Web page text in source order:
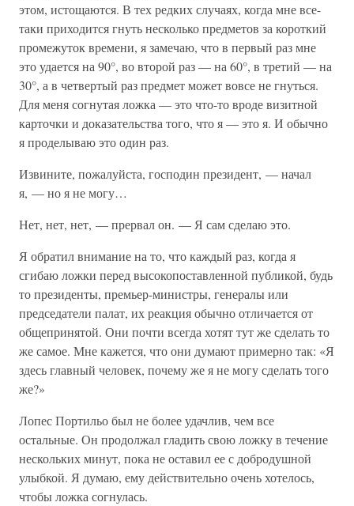
этом, истощаются. В тех редких случаях, когда мне все-
таки приходится гнуть несколько предметов за короткий
промежуток времени, я замечаю, что в первый раз мне
это удается на 90°, во второй раз — на 60°, в третий — на
30°, а в четвертый раз предмет может вовсе не гнуться.
Для меня согнутая ложка — это что-то вроде визитной
карточки и доказательства того, что я — это я. И обычно
я проделываю это один раз.
Извините, пожалуйста, господин президент, — начал
я, — но я не могу…
Нет, нет, нет, — прервал он. — Я сам сделаю это.
Я обратил внимание на то, что каждый раз, когда я
сгибаю ложки перед высокопоставленной публикой, будь
то президенты, премьер-министры, генералы или
председатели палат, их реакция обычно отличается от
общепринятой. Они почти всегда хотят тут же сделать то
же самое. Мне кажется, что они думают примерно так: «Я
здесь главный человек, почему же я не могу сделать того
же?»
Лопес Портильо был не более удачлив, чем все
остальные. Он продолжал гладить свою ложку в течение
нескольких минут, пока не оставил ее с добродушной
улыбкой. Я думаю, ему действительно очень хотелось,
чтобы ложка согнулась.